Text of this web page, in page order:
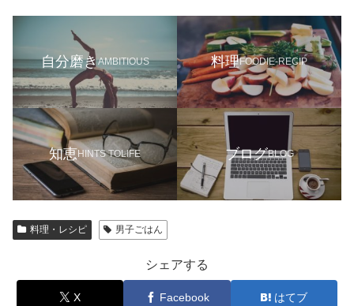
自分磨きAMBITIOUS 料理FOODIE-RECIP
知恵HINTS TOLIFE ブログBLOG
料理・レシピ 男子ごはん
シェアする
X Facebook はてブ